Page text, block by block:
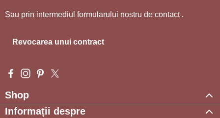
Sau prin intermediul formularului nostru de contact .
Revocarea unui contract
Visit us on Facebook – opens in a new browser tab (external
Check us out on Instagram – opens in a new browser tab
Get inspired on Pinterest – opens in a new browser
Follow us on X – opens in a new browser tab
Shop
Informații despre